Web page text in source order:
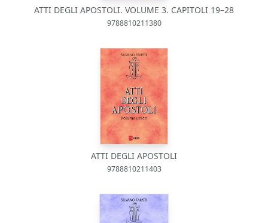
ATTI DEGLI APOSTOLI. VOLUME 3. CAPITOLI 19–28
9788810211380
ATTI DEGLI APOSTOLI
9788810211403